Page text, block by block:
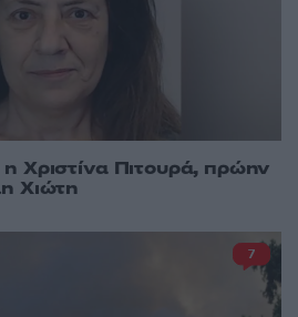
Χριστίνα Πιτουρά, πρώην
Χιώτη
7